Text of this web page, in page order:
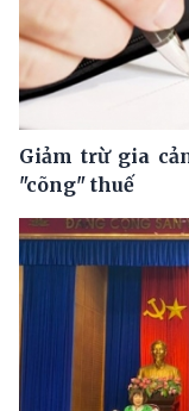
Giảm trừ gia
"cõng" thuế